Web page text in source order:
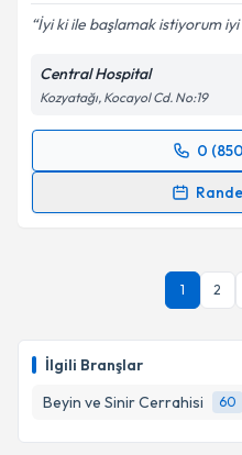
İlgili Branşlar
Beyin ve Sinir Cerrahisi
60
İyi ki ile başlamak istiyorum
Central Hospital
Kozyatağı, Kocayol Cd. No:19
0
Randevu Takvimi
takvim
1 2